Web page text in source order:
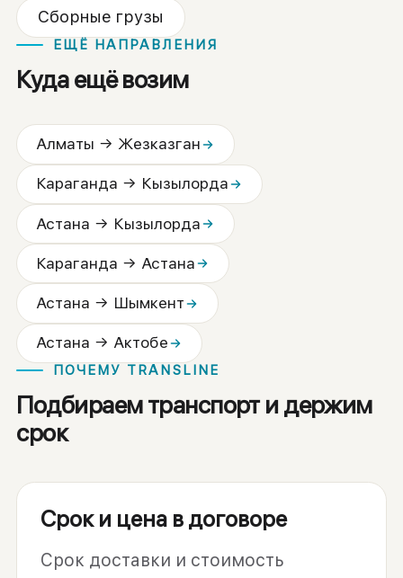
Сборные грузы
ЕЩЁ НАПРАВЛЕНИЯ
Куда ещё возим
Алматы → Жезказган
Караганда → Кызылорда
Астана → Кызылорда
Караганда → Астана
Астана → Шымкент
Астана → Актобе
ПОЧЕМУ TRANSLINE
Подбираем транспорт и держим
срок
Срок и цена в договоре
Срок доставки и стоимость